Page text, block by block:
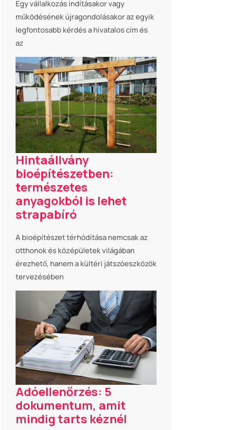
Egy vállalkozás indításakor vagy
működésének újragondolásakor az egyik
legfontosabb kérdés a hivatalos cím és
az
Hintaállvány
bioépítészetben:
természetes
anyagokból is lehet
strapabíró
A bioépítészet térhódítása nemcsak az
otthonok és középületek világában
érezhető, hanem a kültéri játszóeszközök
tervezésében
Adóellenőrzés: 5
dokumentum, amit
mindig tarts kéznél